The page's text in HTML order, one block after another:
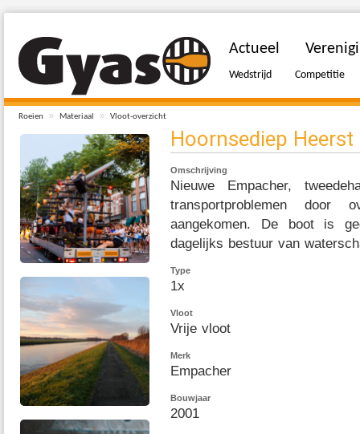
Roeien » Materiaal » Vloot-overzicht
Actueel
Wedstrijd Competitie
Hoornsediep Heerst
Omschrijving
Nieuwe Empacher,
transportproblemen door
aangekomen. De boot is
dagelijks bestuur van
Type
1x
Vloot
Vrije vloot
Merk
Empacher
Bouwjaar
2001